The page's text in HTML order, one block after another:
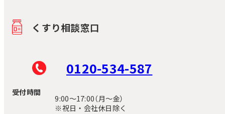
くすり相談窓口
0120-534-587
受付時間
9:00〜17:00（月～金）
※祝日・会社休日除く